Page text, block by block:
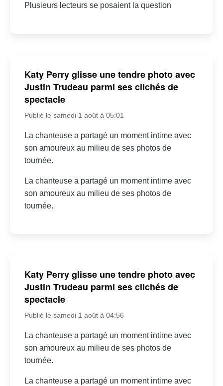
Plusieurs lecteurs se posaient la question
Katy Perry glisse une tendre photo avec
Justin Trudeau parmi ses clichés de
spectacle
Publié le samedi 1 août à 05:01
La chanteuse a partagé un moment intime avec
son amoureux au milieu de ses photos de
tournée.
La chanteuse a partagé un moment intime avec
son amoureux au milieu de ses photos de
tournée.
Katy Perry glisse une tendre photo avec
Justin Trudeau parmi ses clichés de
spectacle
Publié le samedi 1 août à 04:56
La chanteuse a partagé un moment intime avec
son amoureux au milieu de ses photos de
tournée.
La chanteuse a partagé un moment intime avec